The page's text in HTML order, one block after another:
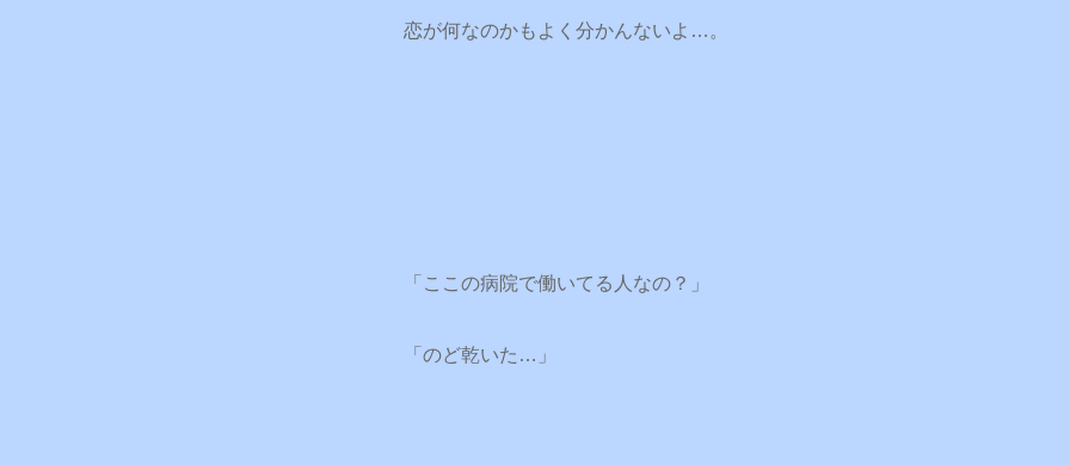
恋が何なのかもよく分かんないよ…。
「ここの病院で働いてる人なの？」
「のど乾いた…」